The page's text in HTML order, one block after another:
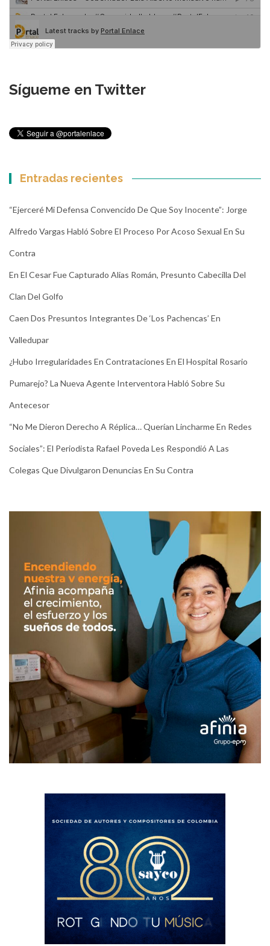
Sígueme en Twitter
Entradas recientes
“Ejerceré Mi Defensa Convencido De Que Soy Inocente”: Jorge
Alfredo Vargas Habló Sobre El Proceso Por Acoso Sexual En Su
Contra
En El Cesar Fue Capturado Alias Román, Presunto Cabecilla Del
Clan Del Golfo
Caen Dos Presuntos Integrantes De ‘Los Pachencas’ En
Valledupar
¿Hubo Irregularidades En Contrataciones En El Hospital Rosario
Pumarejo? La Nueva Agente Interventora Habló Sobre Su
Antecesor
“No Me Dieron Derecho A Réplica… Querían Lincharme En Redes
Sociales”: El Periodista Rafael Poveda Les Respondió A Las
Colegas Que Divulgaron Denuncias En Su Contra